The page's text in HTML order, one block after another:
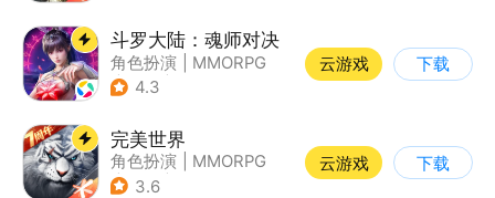
斗罗大陆：魂师对决
角色扮演
MMORPG
| 奇幻
4.3
云游戏 下载
完美世界
角色扮演
MMORPG
| 奇幻
3.6
云游戏 下载